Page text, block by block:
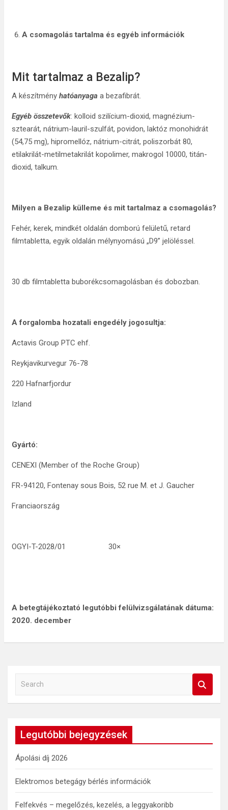
A csomagolás tartalma és egyéb információk
Mit tartalmaz a Bezalip?
A készítmény hatóanyaga a bezafibrát.
Egyéb összetevők: kolloid szilícium-dioxid, magnézium-
sztearát, nátrium-lauril-szulfát, povidon, laktóz monohidrát
(54,75 mg), hipromellóz, nátrium-citrát, poliszorbát 80,
etilakrilát-metilmetakrilát kopolimer, makrogol 10000, titán-
dioxid, talkum.
Milyen a Bezalip külleme és mit tartalmaz a csomagolás?
Fehér, kerek, mindkét oldalán domború felületű, retard
filmtabletta, egyik oldalán mélynyomású „D9” jelöléssel.
30 db filmtabletta buborékcsomagolásban és dobozban.
A forgalomba hozatali engedély jogosultja:
Actavis Group PTC ehf.
Reykjavikurvegur 76-78
220 Hafnarfjordur
Izland
Gyártó:
CENEXI (Member of the Roche Group)
FR-94120, Fontenay sous Bois, 52 rue M. et J. Gaucher
Franciaország
OGYI-T-2028/01 30×
A betegtájékoztató legutóbbi felülvizsgálatának dátuma:
2020. december
a
h
Legutóbbi bejegyzések
Ápolási díj 2026
Elektromos betegágy bérlés információk
Felfekvés – megelőzés, kezelés, a leggyakoribb